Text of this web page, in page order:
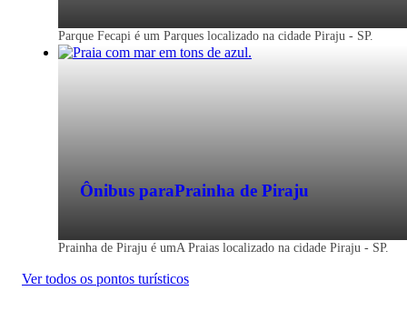
Parque Fecapi é um Parques localizado na cidade Piraju - SP.
Ônibus paraPrainha de Piraju
Prainha de Piraju é umA Praias localizado na cidade Piraju - SP.
Ver todos os pontos turísticos